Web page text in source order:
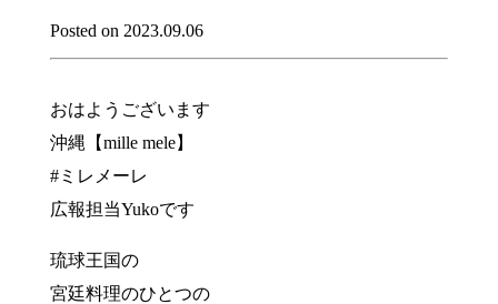
Posted on 2023.09.06
おはようございます
沖縄【mille mele】
#ミレメーレ
広報担当Yukoです
琉球王国の
宮廷料理のひとつの